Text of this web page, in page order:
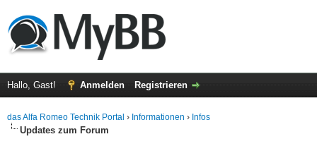
Hallo, Gast! Anmelden Registrieren
das Alfa Romeo Technik Portal › Informationen › Infos
Updates zum Forum